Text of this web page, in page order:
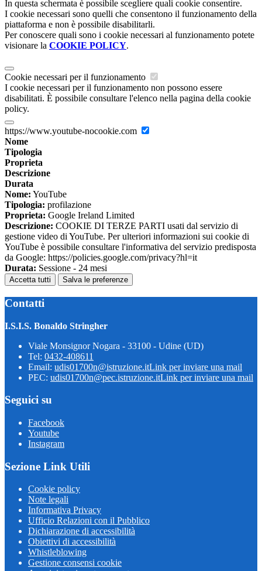
In questa schermata è possibile scegliere quali cookie consentire.
I cookie necessari sono quelli che consentono il funzionamento della
piattaforma e non è possibile disabilitarli.
Per conoscere quali sono i cookie necessari al funzionamento potete
visionare la COOKIE POLICY.
Cookie necessari per il funzionamento
I cookie necessari per il funzionamento non possono essere
disabilitati. È possibile consultare l'elenco nella pagina della cookie
policy.
https://www.youtube-nocookie.com
Nome
Tipologia
Proprieta
Descrizione
Durata
Nome: YouTube
Tipologia: profilazione
Proprieta: Google Ireland Limited
Descrizione: COOKIE DI TERZE PARTI usati dal servizio di
gestione video di YouTube. Per ulteriori informazioni sui cookie di
YouTube è possibile consultare l'informativa del servizio predisposta
da Google: https://policies.google.com/privacy?hl=it
Durata: Sessione - 24 mesi
Accetta tutti Salva le preferenze
Contatti
I.S.I.S. Bonaldo Stringher
Viale Monsignor Nogara - 33100 - Udine (UD)
Tel: 0432-408611
Email: udis01700n@istruzione.itLink per inviare una mail
PEC: udis01700n@pec.istruzione.itLink per inviare una mail
Seguici su
Facebook
Youtube
Instagram
Sezione Link Utili
Cookie policy
Note legali
Informativa Privacy
Ufficio Relazioni con il Pubblico
Dichiarazione di accessibilità
Obiettivi di accessibilità
Whistleblowing
Gestione consensi cookie